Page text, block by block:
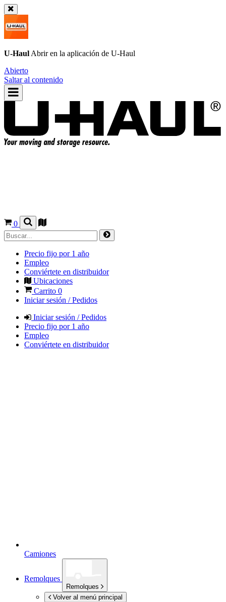
U-Haul Abrir en la aplicación de U-Haul
Abierto
Saltar al contenido
0
Precio fijo por 1 año
Empleo
Conviértete en distribuidor
Ubicaciones
Carrito 0
Iniciar sesión / Pedidos
Iniciar sesión / Pedidos
Precio fijo por 1 año
Empleo
Conviértete en distribuidor
Camiones
Remolques
Remolques
Volver al menú principal